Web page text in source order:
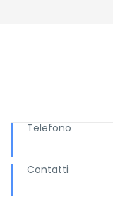
Telefono
Contatti